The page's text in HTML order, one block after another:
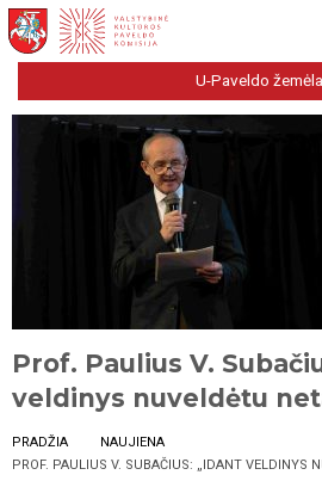
U-Paveldo
Prof. Paulius V.
veldinys nuveldėtu
PRADŽIA
NAUJIENA
PROF. PAULIUS V. SUBAČIUS: „IDANT VELDINYS